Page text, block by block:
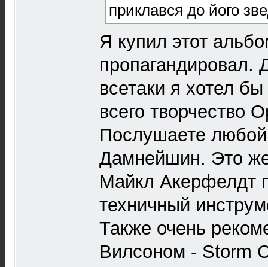
приклався до його
Я купил этот
пропагандировал.
всетаки я хотел
всего творчество
Послушаете
Дамнейшин. Это
Майкл Акерфелдт
техничный
Также очень
Вилсоном - Storm